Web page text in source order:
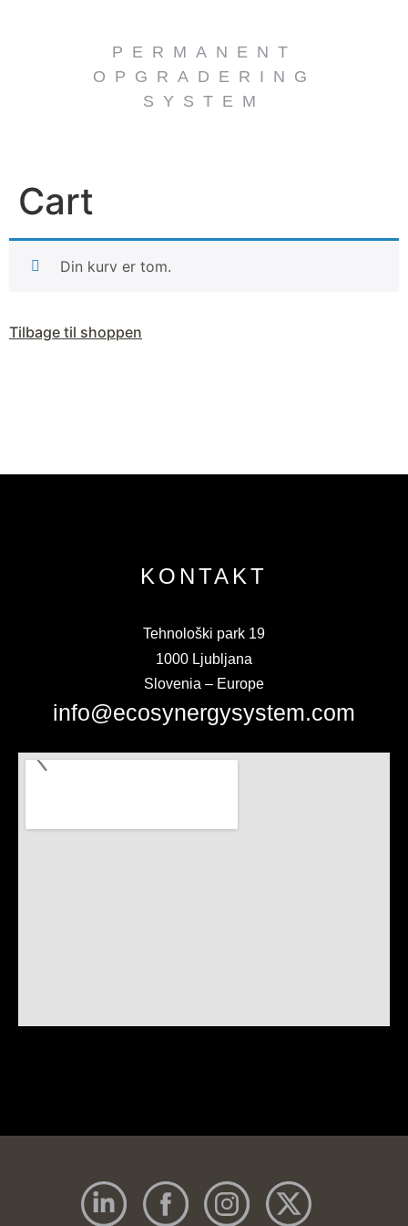
PERMANENT
OPGRADERING
SYSTEM
Cart
Din kurv er tom.
Tilbage til shoppen
KONTAKT
Tehnološki park 19
1000 Ljubljana
Slovenia – Europe
info@ecosynergysystem.com